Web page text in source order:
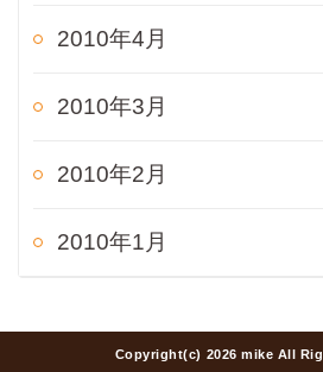
2010年4月
2010年3月
2010年2月
2010年1月
Copyright(c) 2026 mike All